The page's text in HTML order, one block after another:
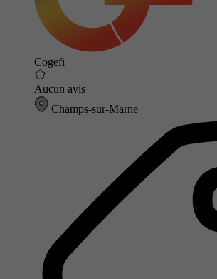
Cogefi
Aucun avis
Champs-sur-Marne